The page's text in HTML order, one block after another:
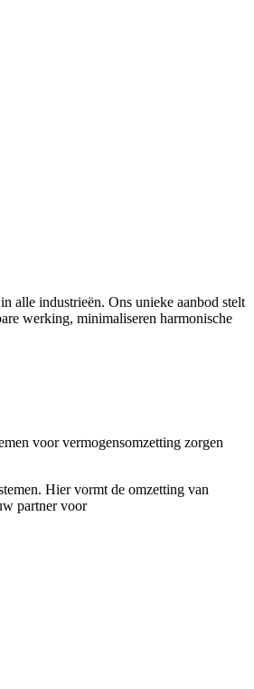
alle industrieën. Ons unieke aanbod stelt
werking, minimaliseren harmonische
voor vermogensomzetting zorgen
Hier vormt de omzetting van
partner voor